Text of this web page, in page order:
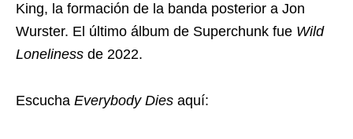
King, la formación de la banda posterior a Jon
Wurster. El último álbum de Superchunk fue Wild
Loneliness de 2022.
Escucha Everybody Dies aquí: